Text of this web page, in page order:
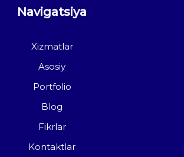
Navigatsiya
Xizmatlar
Asosiy
Portfolio
Blog
Fikrlar
Kontaktlar